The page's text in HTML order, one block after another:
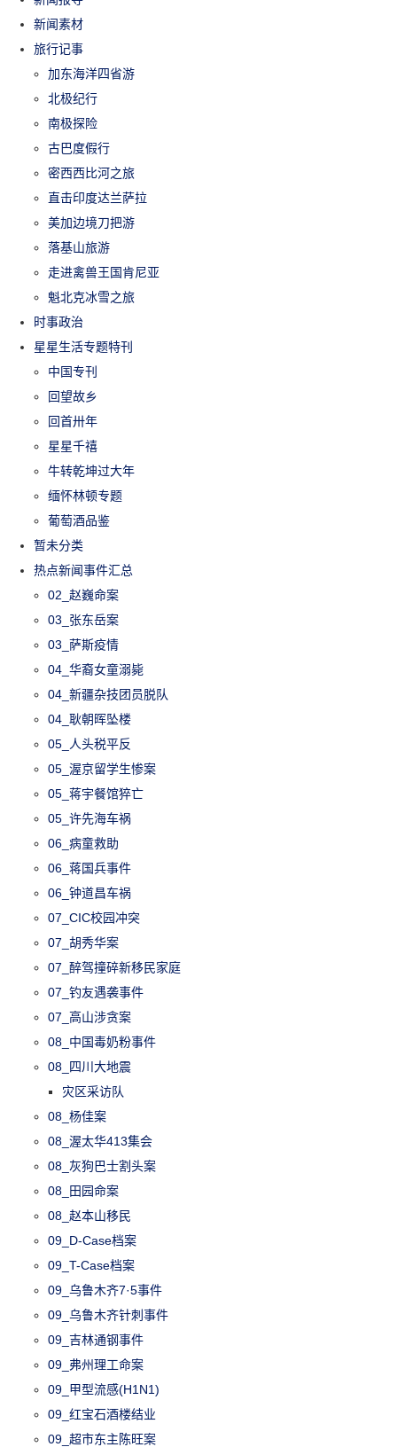
新闻素材
旅行记事
加东海洋四省游
北极纪行
南极探险
古巴度假行
密西西比河之旅
直击印度达兰萨拉
美加边境刀把游
落基山旅游
走进禽兽王国肯尼亚
魁北克冰雪之旅
时事政治
星星生活专题特刊
中国专刊
回望故乡
回首卅年
星星千禧
牛转乾坤过大年
缅怀林顿专题
葡萄酒品鉴
暂未分类
热点新闻事件汇总
02_赵巍命案
03_张东岳案
03_萨斯疫情
04_华裔女童溺毙
04_新疆杂技团员脱队
04_耿朝晖坠楼
05_人头税平反
05_渥京留学生惨案
05_蒋宇餐馆猝亡
05_许先海车祸
06_病童救助
06_蒋国兵事件
06_钟道昌车祸
07_CIC校园冲突
07_胡秀华案
07_醉驾撞碎新移民家庭
07_钓友遇袭事件
07_高山涉贪案
08_中国毒奶粉事件
08_四川大地震
灾区采访队
08_杨佳案
08_渥太华413集会
08_灰狗巴士割头案
08_田园命案
08_赵本山移民
09_D-Case档案
09_T-Case档案
09_乌鲁木齐7·5事件
09_乌鲁木齐针刺事件
09_吉林通钢事件
09_弗州理工命案
09_甲型流感(H1N1)
09_红宝石酒楼结业
09_超市东主陈旺案